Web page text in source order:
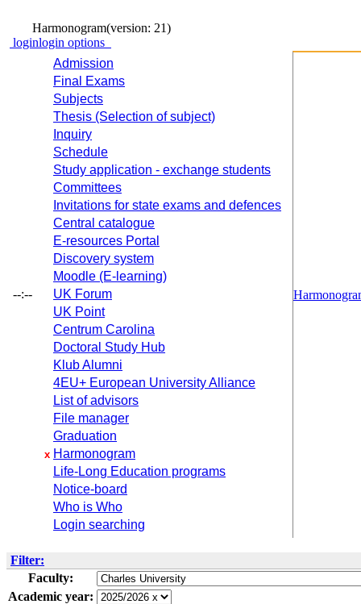
Harmonogram(version: 21)
loginlogin options
--:--
Admission
Final Exams
Subjects
Thesis (Selection of subject)
Inquiry
Schedule
Study application - exchange students
Committees
Invitations for state exams and defences
Central catalogue
E-resources Portal
Discovery system
Moodle (E-learning)
UK Forum
UK Point
Centrum Carolina
Doctoral Study Hub
Klub Alumni
4EU+ European University Alliance
List of advisors
File manager
Graduation
x Harmonogram
Life-Long Education programs
Notice-board
Who is Who
Login searching
Filter:
Faculty:
Academic year: